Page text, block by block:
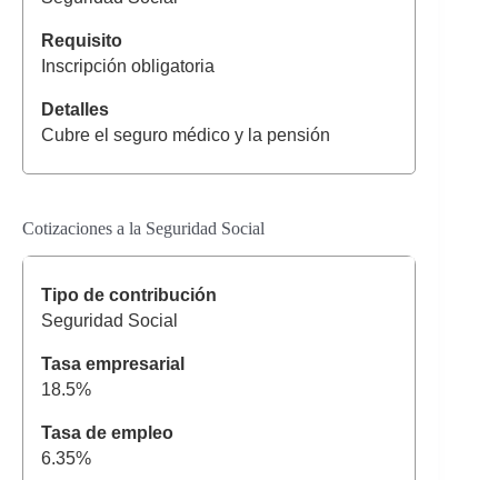
Inscripción obligatoria
Cubre el seguro médico y la pensión
Cotizaciones a la Seguridad Social
Seguridad Social
18.5%
6.35%